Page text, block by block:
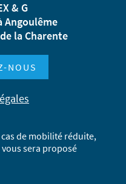
& G
Angoulême
la Charente
NOUS
de mobilité réduite,
sera proposé